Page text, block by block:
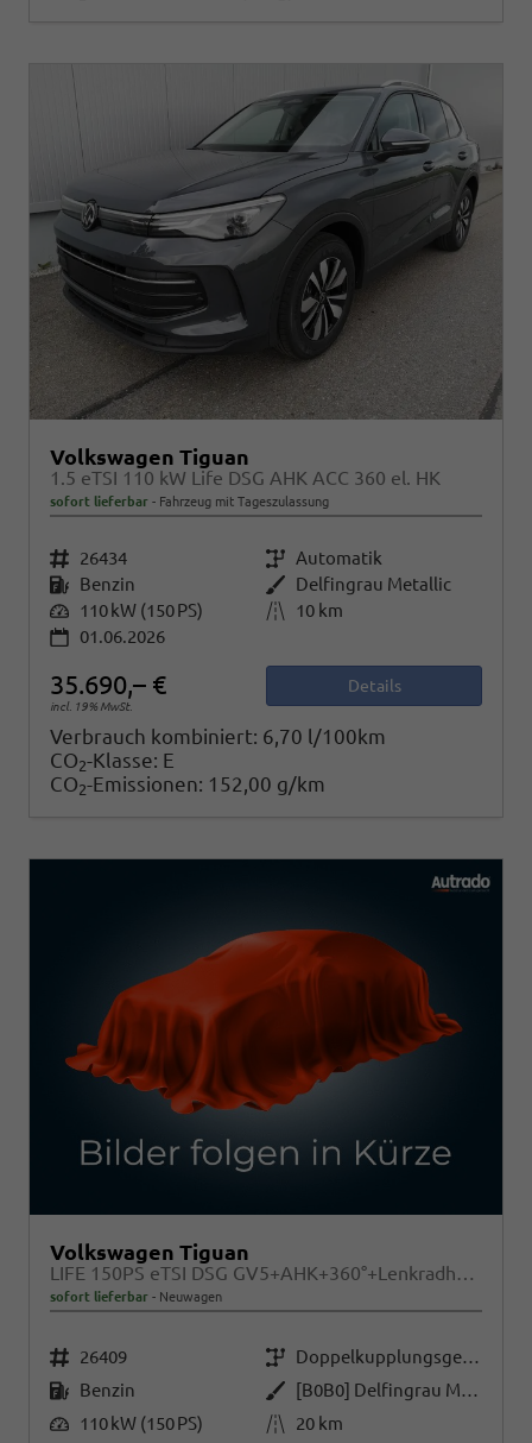
Volkswagen Tiguan
1.5 eTSI 110 kW Life DSG AHK ACC 360 el. HK
sofort lieferbar Fahrzeug mit Tageszulassung
Fahrzeugnr. 26434 Getriebe Automatik
Kraftstoff Benzin Außenfarbe Delfingrau Metallic
Leistung 110 kW (150 PS) Kilometerstand
10 km
01.06.2026
35.690,– €
incl. 19% MwSt.
Details
Verbrauch kombiniert: 6,70 l/100km
CO2-Klasse: E
CO2-Emissionen: 152,00 g/km
Volkswagen Tiguan
LIFE 150PS eTSI DSG GV5+AHK+360°+Lenkradheiz+IQ.Drive+ACC+App+eHeck+LED
sofort lieferbar Neuwagen
Fahrzeugnr. 26409 Getriebe
Doppelkupplungsgetriebe (DSG)
Kraftstoff Benzin Außenfarbe
[B0B0] Delfingrau Metallic
Leistung 110 kW (150 PS) Kilometerstand 20 km